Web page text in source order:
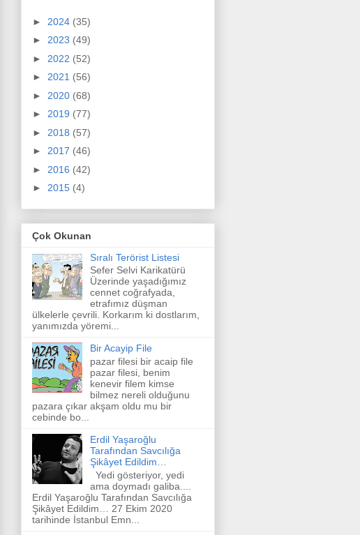
► 2024 (35)
► 2023 (49)
► 2022 (52)
► 2021 (56)
► 2020 (68)
► 2019 (77)
► 2018 (57)
► 2017 (46)
► 2016 (42)
► 2015 (4)
Çok Okunan
Sıralı Terörist Listesi
Sefer Selvi Karikatürü
Üzerinde yaşadığımız
cennet coğrafyada,
etrafımız düşman
ülkelerle çevrili. Korkarım ki dostlarım,
yanımızda yöremi...
Bir Acayip File
pazar filesi bir acaip file
pazar filesi, benim
kenevir filem kimse
bilmez nereli olduğunu
pazara çıkar akşam oldu mu bir
cebinde bo...
Erdil Yaşaroğlu
Tarafından Savcılığa
Şikâyet Edildim…
Yedi gösteriyor, yedi
ama doymadı galiba....
Erdil Yaşaroğlu Tarafından Savcılığa
Şikâyet Edildim… 27 Ekim 2020
tarihinde İstanbul Emn...